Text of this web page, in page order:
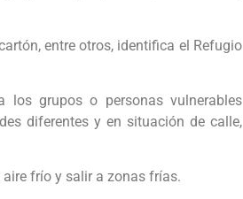
entre otros, identifica el Refugio
los grupos o personas vulnerables
diferentes y en situación de calle,
frío y salir a zonas frías.